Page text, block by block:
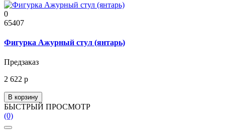
0
65407
Фигурка Ажурный стул (янтарь)
Предзаказ
2 622 р
В корзину
БЫСТРЫЙ ПРОСМОТР
(0)